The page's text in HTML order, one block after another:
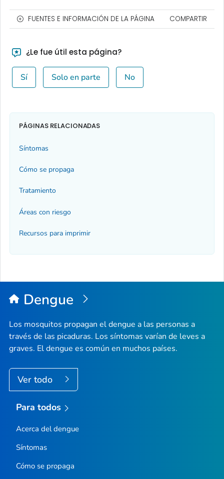
FUENTES E INFORMACIÓN DE LA PÁGINA COMPARTIR
¿Le fue útil esta página?
Sí Solo en parte No
PÁGINAS RELACIONADAS
Síntomas
Cómo se propaga
Tratamiento
Áreas con riesgo
Recursos para imprimir
Dengue
Los mosquitos propagan el dengue a las personas a
través de las picaduras. Los síntomas varían de leves a
graves. El dengue es común en muchos países.
Ver todo
Para todos
Acerca del dengue
Síntomas
Cómo se propaga